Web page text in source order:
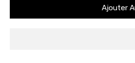
Ajouter